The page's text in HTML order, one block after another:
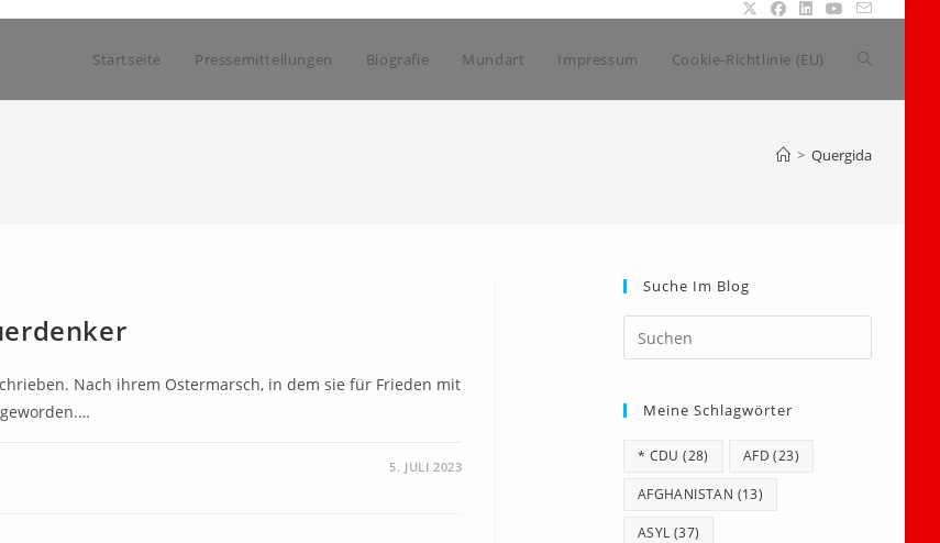
Startseite Pressemitteilungen Biografie Mundart Impressum Cookie-Richtlinie (EU) Website-
> Quergida
Nach ihrem Ostermarsch, in dem sie für Frieden mit
5. JULI 2023
Suche Im Blog
Escape
Meine Schlagwörter
* CDU (28) AFD (23)
AFGHANISTAN (13)
ASYL (37)